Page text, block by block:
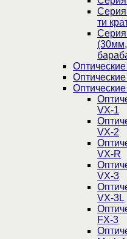
ти
Серия
(30мм,
VX-1
VX-2
VX-R
VX-3
VX-3L
FX-3